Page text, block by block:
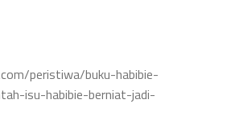
peristiwa/buku-habibie-
isu-habibie-berniat-jadi-